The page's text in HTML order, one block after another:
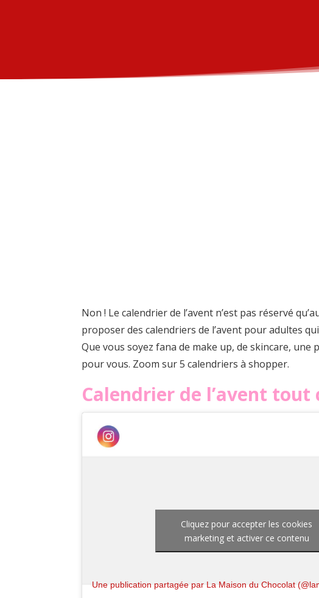
Non ! Le calendrier de l’avent n’est pas réservé
proposer des calendriers de l’avent pour adultes
Que vous soyez fana de make up, de skincare,
pour vous. Zoom sur 5 calendriers à shopper.
Calendrier de l’avent tout
Cliquez pour accepter les cookies
marketing et activer ce contenu